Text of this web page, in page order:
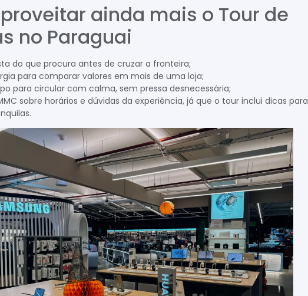
ainda mais o Tour de
no Paraguai
do que procura antes de cruzar a fronteira;
para comparar valores em mais de uma loja;
para circular com calma, sem pressa desnecessária;
sobre horários e dúvidas da experiência, já que o tour inclui dicas para